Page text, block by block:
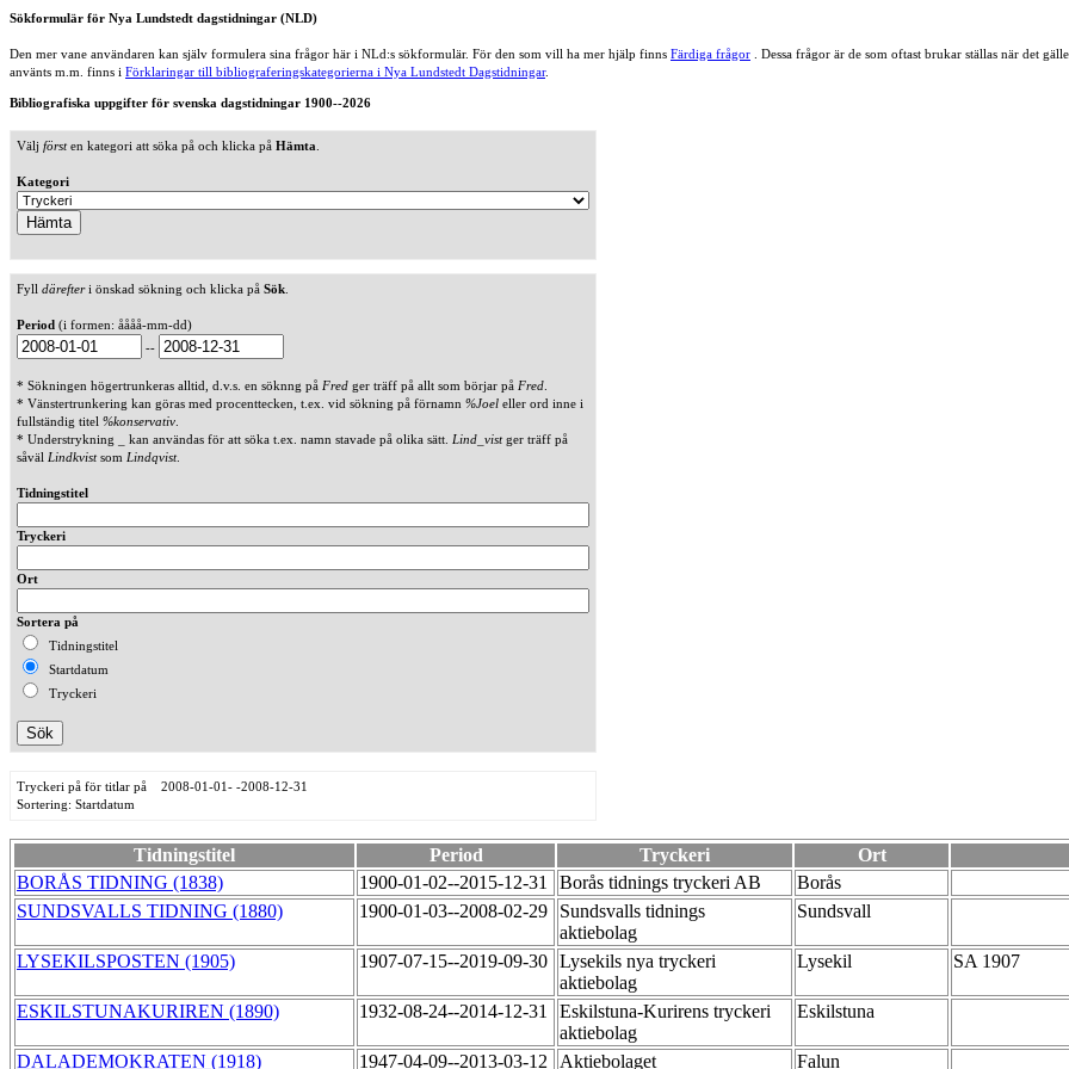
Sökformulär för Nya Lundstedt dagstidningar (NLD)
Den mer vane användaren kan själv formulera sina frågor här i NLd:s sökformulär. För den som vill ha mer hjälp finns Färdiga frågor . Dessa frågor är de som oftast brukar ställas när det
använts m.m. finns i Förklaringar till bibliograferingskategorierna i Nya Lundstedt Dagstidningar.
Bibliografiska uppgifter för svenska dagstidningar 1900--2026
Välj försten kategori att söka på och klicka på Hämta
Kategori
Fyll därefteri önskad sökning och klicka på Sök
Period (i formen: åååå-mm-dd)
--
* Sökningen högertrunkeras alltid, d.v.s. en söknng på Fred ger träff på allt som börjar på Fred
* Vänstertrunkering kan göras med procenttecken, t.ex. vid sökning på förnamn %Joel eller ord inne i
fullständig titel %konservativ
* Understrykning _ kan användas för att söka t.ex. namn stavade på olika sätt. Lind_vistger träff på
såväl Lindkvistsom Lindqvist.
Tidningstitel
Tryckeri
Ort
Sortera på
Tidningstitel
Startdatum
Tryckeri
Tryckeri på för titlar på 2008-01-01- -2008-12-31
Sortering: Startdatum
Tidningstitel Period Tryckeri Ort
BORÅS TIDNING (1838) 1900-01-02--2015-12-31 Borås tidnings tryckeri AB Borås
SUNDSVALLS TIDNING (1880) 1900-01-03--2008-02-29
Sundsvalls tidnings
aktiebolag
Sundsvall
LYSEKILSPOSTEN (1905) 1907-07-15--2019-09-30 Lysekils nya tryckeri
aktiebolag
Lysekil SA 1907
ESKILSTUNAKURIREN (1890) 1932-08-24--2014-12-31
Eskilstuna-Kurirens tryckeri
aktiebolag
Eskilstuna
DALADEMOKRATEN (1918) 1947-04-09--2013-03-12
Aktiebolaget
Falun